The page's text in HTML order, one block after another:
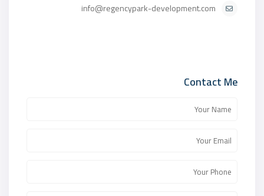
info@regencypark-development.com
Contact Me